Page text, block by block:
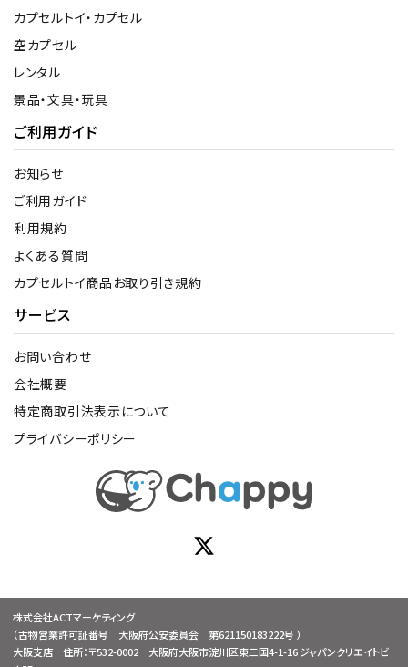
カプセルトイ・カプセル
空カプセル
レンタル
景品・文具・玩具
ご利用ガイド
お知らせ
ご利用ガイド
利用規約
よくある質問
カプセルトイ商品お取り引き規約
サービス
お問い合わせ
会社概要
特定商取引法表示について
プライバシーポリシー
株式会社ACTマーケティング
（古物営業許可証番号 大阪府公安委員会 第621150183222号 ）
大阪支店 住所：〒532-0002 大阪府大阪市淀川区東三国4-1-16 ジャパンクリエイトビ